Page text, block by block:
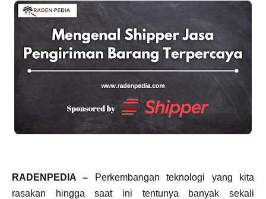
RADENPEDIA – Perkembangan teknologi yang kita
rasakan hingga saat ini tentunya banyak sekali